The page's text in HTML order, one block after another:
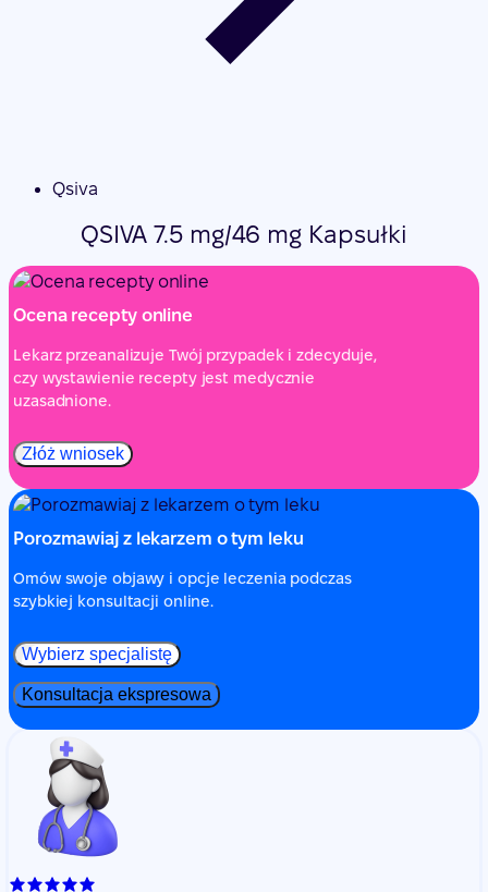
Qsiva
QSIVA 7.5 mg/46 mg Kapsułki
Ocena recepty online
Lekarz przeanalizuje Twój przypadek i zdecyduje,
czy wystawienie recepty jest medycznie
uzasadnione.
Złóż wniosek
Porozmawiaj z lekarzem o tym leku
Omów swoje objawy i opcje leczenia podczas
szybkiej konsultacji online.
Wybierz specjalistę
Konsultacja ekspresowa